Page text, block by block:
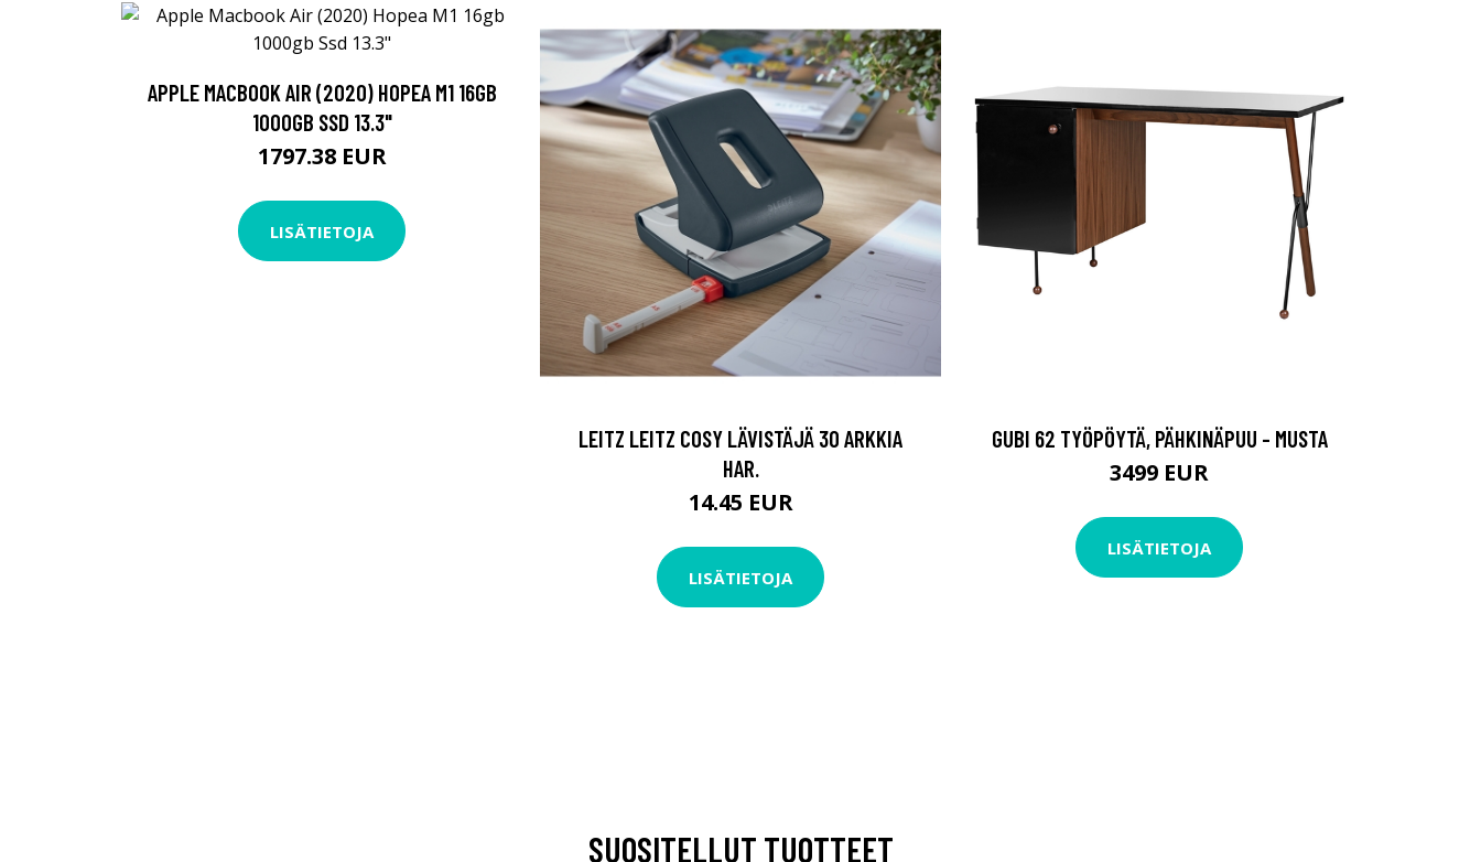
APPLE MACBOOK AIR (2020) HOPEA M1 16GB
1000GB SSD 13.3"
1797.38 EUR
LISÄTIETOJA
LEITZ LEITZ COSY LÄVISTÄJÄ 30 ARKKIA
HAR.
14.45 EUR
LISÄTIETOJA
GUBI 62 TYÖPÖYTÄ, PÄHKINÄPUU - MUSTA
3499 EUR
LISÄTIETOJA
SUOSITELLUT TUOTTEET